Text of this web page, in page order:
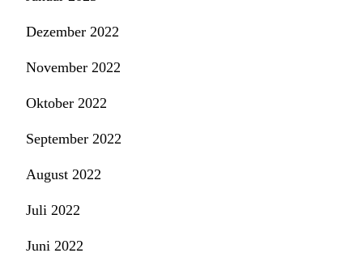
Dezember 2022
November 2022
Oktober 2022
September 2022
August 2022
Juli 2022
Juni 2022